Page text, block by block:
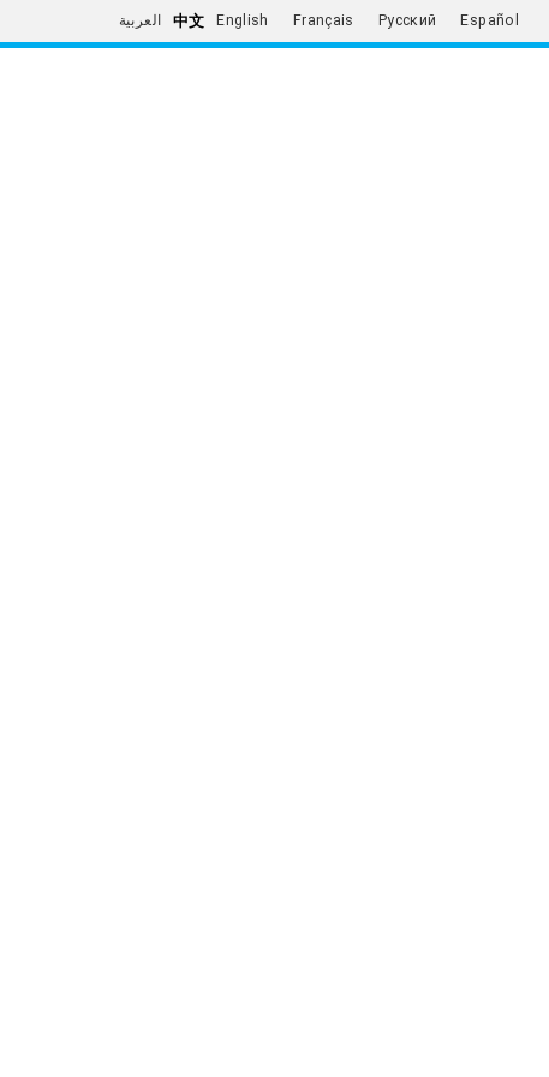
العربية 中文 English Français Русский Español